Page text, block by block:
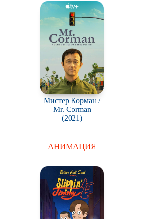
Мистер Корман /
Mr. Corman
(2021)
АНИМАЦИЯ